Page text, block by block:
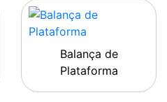
Balança de
Plataforma